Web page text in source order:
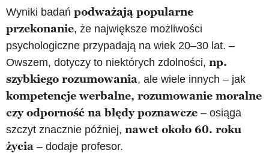
Wyniki badań podważają popularne
przekonanie, że największe możliwości
psychologiczne przypadają na wiek 20–30 lat. –
Owszem, dotyczy to niektórych zdolności, np.
szybkiego rozumowania, ale wiele innych – jak
kompetencje werbalne, rozumowanie moralne
czy odporność na błędy poznawcze – osiąga
szczyt znacznie później, nawet około 60. roku
życia – dodaje profesor.